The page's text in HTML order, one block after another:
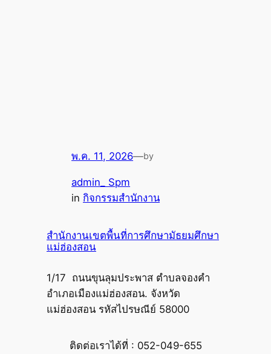
พ.ค. 11, 2026—by
admin_ Spm
in กิจกรรมสำนักงาน
สำนักงานเขตพื้นที่การศึกษามัธยมศึกษา
แม่ฮ่องสอน
1/17 ถนนขุนลุมประพาส ตำบลจองคำ
อำเภอเมืองแม่ฮ่องสอน. จังหวัด
แม่ฮ่องสอน รหัสไปรษณีย์ 58000
ติดต่อเราได้ที่ : 052-049-655